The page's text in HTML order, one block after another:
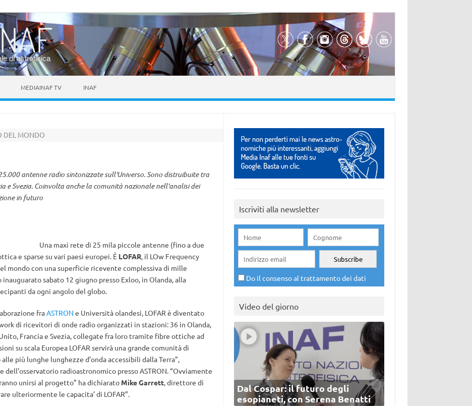
di astrofisica
MEDIAINAF TV INAF
DEL MONDO
antenne radio sintonizzate sull'Universo. Sono distruibuite tra
e Svezia. Coinvolta anche la comunità nazionale nell'analisi dei
in futuro
Una maxi rete di 25 mila piccole antenne (fino a due
e sparse su vari paesi europei. È LOFAR, il LOw Frequency
mondo con una superficie ricevente complessiva di mille
sabato 12 giugno presso Exloo, in Olanda, alla
da ogni angolo del globo.
fraASTRON e Università olandesi, LOFAR è diventato
di ricevitori di onde radio organizzati in stazioni: 36 in Olanda,
Francia e Svezia, collegate fra loro tramite fibre ottiche ad
su scala Europea LOFAR servirà una grande comunità di
più lunghe lunghezze d’onda accessibili dalla Terra”,
dell’osservatorio radioastronomico presso ASTRON. “Ovviamente
unirsi al progetto” ha dichiarato Mike Garrett, direttore di
ulteriormente le capacita’ di LOFAR”.
Iscriviti alla newsletter
Do il consenso al trattamento dei dati
Video del giorno
Dal Cospar: il futuro degli
esopianeti, con Serena Benatti